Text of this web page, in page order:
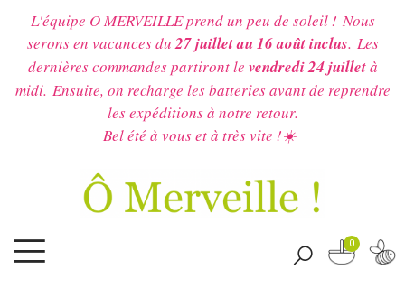
L'équipe O MERVEILLE prend un peu de soleil ! Nous
serons en vacances du27 juillet au 16 août inclus. Les
dernières commandes partiront le vendredi 24 juilletà
midi. Ensuite, on recharge les batteries avant de reprendre
les expéditions à notre retour.
Bel été à vous et à très vite !☀️
0